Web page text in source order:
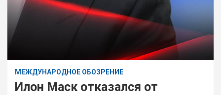
МЕЖДУНАРОДНОЕ ОБОЗРЕНИЕ
Илон Маск отказался от